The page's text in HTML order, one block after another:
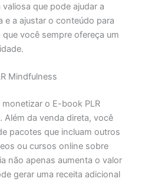
que pode ajudar a
e a ajustar o conteúdo para
você sempre ofereça um
Mindfulness
o E-book PLR
Além da venda direta, você
pacotes que incluam outros
ou cursos online sobre
não apenas aumenta o valor
gerar uma receita adicional